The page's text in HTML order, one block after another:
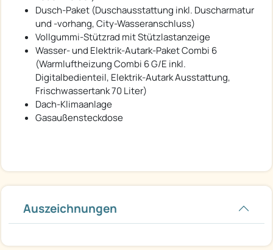
Dusch-Paket (Duschausstattung inkl. Duscharmatur
und -vorhang, City-Wasseranschluss)
Vollgummi-Stützrad mit Stützlastanzeige
Wasser- und Elektrik-Autark-Paket Combi 6
(Warmluftheizung Combi 6 G/E inkl.
Digitalbedienteil, Elektrik-Autark Ausstattung,
Frischwassertank 70 Liter)
Dach-Klimaanlage
Gasaußensteckdose
Auszeichnungen